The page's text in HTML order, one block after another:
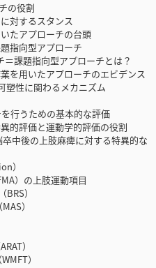
の役割
対するスタンス
たアプローチの台頭
指向型アプローチ
題指向型アプローチとは？
用いたアプローチのエビデンス
性に関わるメカニズム
行うための基本的な評価
的評価と運動学的評価の役割
中後の上肢麻痺に対する特異的な
）
）の上肢運動項目
）
）
）
）